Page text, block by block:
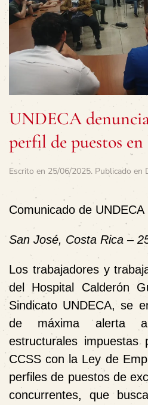
UNDECA
perfil de puestos
Escrito en 25/06/2025. Publicado en
Comunicado de UNDECA
San José, Costa Rica –
Los trabajadores y
del Hospital Calderón
Sindicato UNDECA, se
de máxima alerta
estructurales
CCSS con la Ley de
perfiles de puestos de
concurrentes, que